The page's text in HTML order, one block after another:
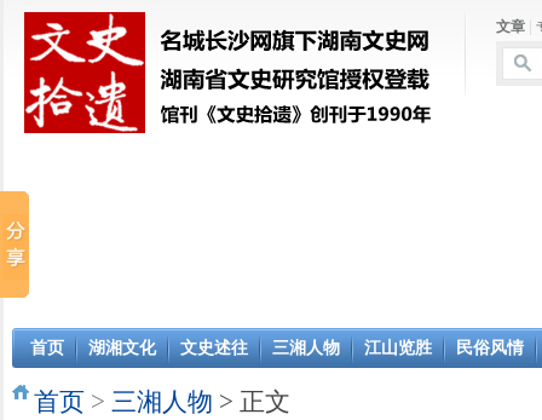
文章
首页 湖湘文化 文史述往 三湘人物 江山览胜 民俗风情
首页 > 三湘人物 > 正文